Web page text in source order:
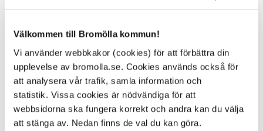
Välkommen till Bromölla kommun!
Vi använder webbkakor (cookies) för att förbättra din
upplevelse av bromolla.se. Cookies används också för
att analysera vår trafik, samla information och
statistik. Vissa cookies är nödvändiga för att
webbsidorna ska fungera korrekt och andra kan du välja
att stänga av. Nedan finns de val du kan göra.
Axeltorp
gratis men kostnad för
parkering
Bromölla
hamn/Kyrkviken
avgift